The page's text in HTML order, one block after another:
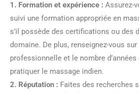
1. Formation et expérience : Assurez-
suivi une formation appropriée en
s’il possède des certifications ou des
domaine. De plus, renseignez-vous
professionnelle et le nombre d’années
pratiquer le massage indien.
2. Réputation : Faites des recherches